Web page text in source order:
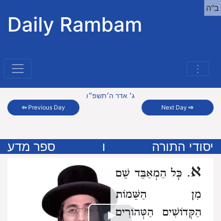
Daily Rambam
⋮
ב"ה
⇦ Previous Day
ג׳ אדר ה׳תשפ״ו
Next Day⇨
יסודי התורה ו ספר מדע
א. כָּל הַמְאַבֵּד שֵׁם
מִן הַשֵּׁמוֹת
הַקְּדוֹשִׁים הַטְּהוֹרִים